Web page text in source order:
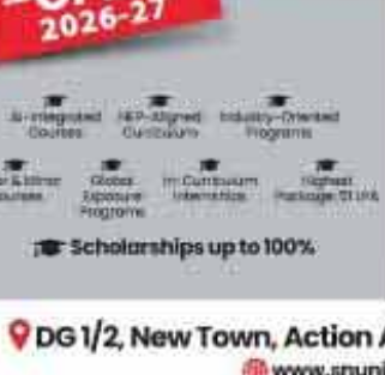
স্টকে (Share Market) বিপুল বৃদ্ধি:
মূলত, ইতালির প্রধানমন্ত্রী জর্জিয়া
মোদী তাঁকে বিখ্যাত মেলোডি চকোলেট
দেখার পর বাজারের অনেক
যায় এবং স্টকের ভলিউম ৭ লক্ষ ছাড়িয়ে যায়।
giftpic.twitter.com/7ePxbJwPbA